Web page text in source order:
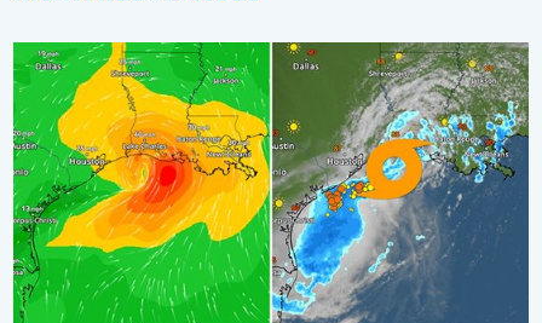
Bertha, con su forma asimétrica, avanza hacia el oeste. ¿A